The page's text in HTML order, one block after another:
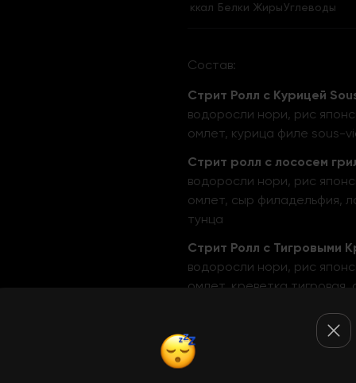
ккал Белки ЖирыУглеводы
Состав:
Стрит Ролл с Курицей
водоросли нори, рис
омлет, курица филе sous-
Стрит ролл с лососем
водоросли нори, рис
омлет, сыр филадельфия,
тунца
Стрит Ролл с Тигровыми
водоросли нори, рис
омлет, креветка